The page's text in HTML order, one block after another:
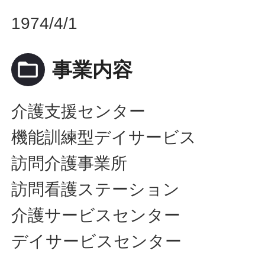
1974/4/1
folder_open 事業内容
介護支援センター
機能訓練型デイサービス
訪問介護事業所
訪問看護ステーション
介護サービスセンター
デイサービスセンター